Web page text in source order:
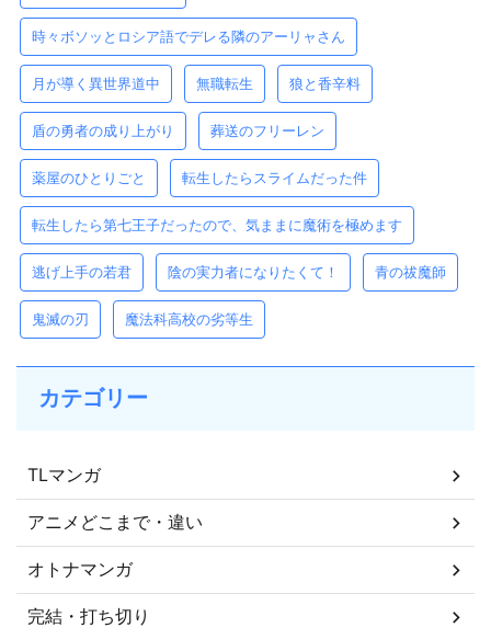
時々ボソッとロシア語でデレる隣のアーリャさん
月が導く異世界道中 無職転生 狼と香辛料
盾の勇者の成り上がり 葬送のフリーレン
薬屋のひとりごと 転生したらスライムだった件
転生したら第七王子だったので、気ままに魔術を極めます
逃げ上手の若君 陰の実力者になりたくて！ 青の祓魔師
鬼滅の刃 魔法科高校の劣等生
カテゴリー
TLマンガ
アニメどこまで・違い
オトナマンガ
完結・打ち切り